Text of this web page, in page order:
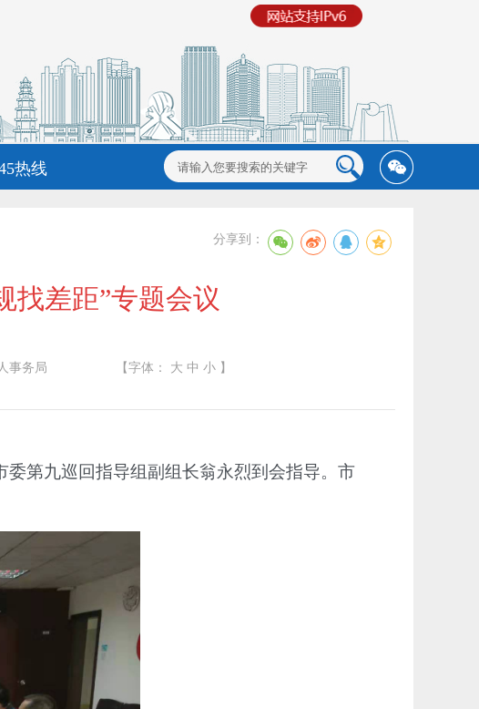
热线
分享到：
找差距”专题会议
事务局 【字体： 大 中 小 】
委第九巡回指导组副组长翁永烈到会指导。市